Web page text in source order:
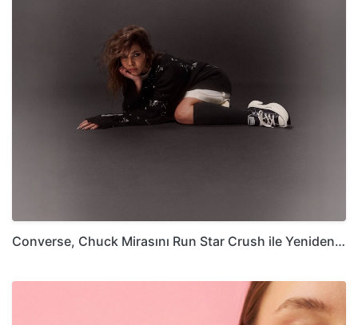
Converse, Chuck Mirasını Run Star Crush ile Yeniden…